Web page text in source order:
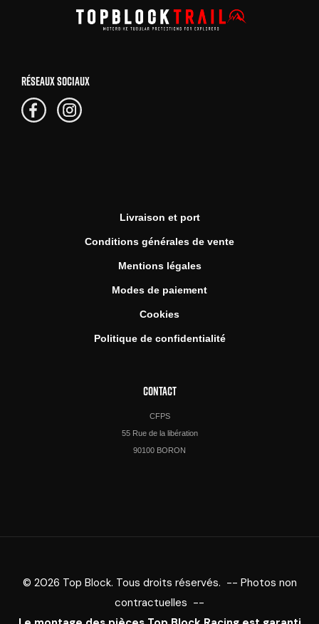
RÉSEAUX SOCIAUX
Livraison et port
Conditions générales de vente
Mentions légales
Modes de paiement
Cookies
Politique de confidentialité
CONTACT
CFPS
55 Rue de la libération
90100 BORON
© 2026 Top Block. Tous droits réservés. -- Photos non
contractuelles --